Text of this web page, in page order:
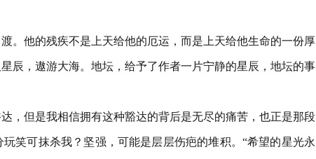
。他的残疾不是上天给他的厄运，而是上天给他生命的一份厚
辰，遨游大海。地坛，给予了作者一片宁静的星辰，地坛的事
，但是我相信拥有这种豁达的背后是无尽的痛苦，也正是那段
笑可抹杀我？坚强，可能是层层伤疤的堆积。“希望的星光永